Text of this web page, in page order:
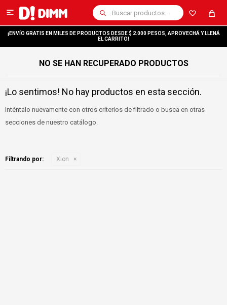

¡ENVÍO GRATIS EN MILES DE PRODUCTOS DESDE $ 2.000 PESOS, APROVECHÁ Y LLENÁ
EL CARRITO!
NO SE HAN RECUPERADO PRODUCTOS
¡Lo sentimos! No hay productos en esta sección.
Inténtalo nuevamente con otros criterios de filtrado o busca en otras
secciones de nuestro catálogo.
Filtrando por: Xion